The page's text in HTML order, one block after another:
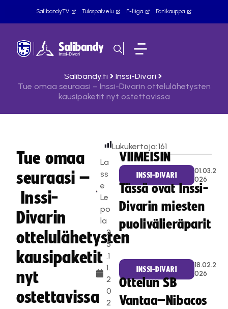
SalibandyTV Tulospalvelu F-liiga Fanikauppa
Salibandy.fi
Inssi-Divari
Tue omaa seuraasi – Inssi-Divarin ottelulähetysten
kausipaketit nyt ostettavissa
Tue omaa
seuraasi –
Inssi-
Divarin
ottelulähetysten
kausipaketit
nyt
ostettavissa
La
ss
e
Le
po
la
2
5
.1
1.
2
0
2
Lukukertoja:161
VIIMEISIN
INSSI-DIVARI
01.03.2
026
Tässä ovat Inssi-
Divarin miesten
puolivälieräparit
INSSI-DIVARI
18.02.2
026
Ottelun SB
Vantaa–Nibacos